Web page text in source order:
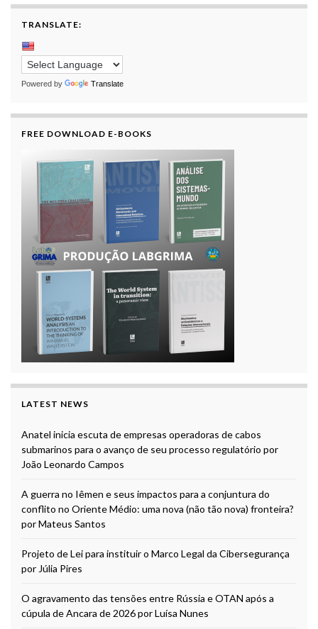
TRANSLATE:
Powered by Translate
FREE DOWNLOAD E-BOOKS
LATEST NEWS
Anatel inicia escuta de empresas operadoras de cabos
submarinos para o avanço de seu processo regulatório por
João Leonardo Campos
A guerra no Iêmen e seus impactos para a conjuntura do
conflito no Oriente Médio: uma nova (não tão nova) fronteira?
por Mateus Santos
Projeto de Lei para instituir o Marco Legal da Cibersegurança
por Júlia Pires
O agravamento das tensões entre Rússia e OTAN após a
cúpula de Ancara de 2026 por Luísa Nunes